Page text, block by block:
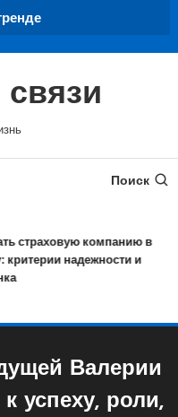
Поиск
страховую компанию в
критерии надежности и
Валерии
успеху, роли,